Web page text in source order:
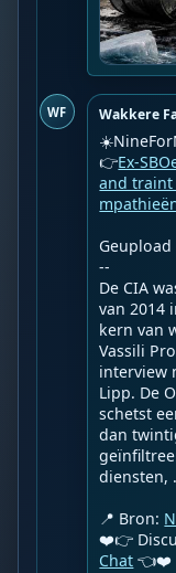
WF Wakkere
👉Ex-
and traint
--
De CIA
van 2014
kern van
Vassili
interview
Lipp. De
schetst
dan
diensten,
📍 Bron:
❤️👉
Chat 👈❤️